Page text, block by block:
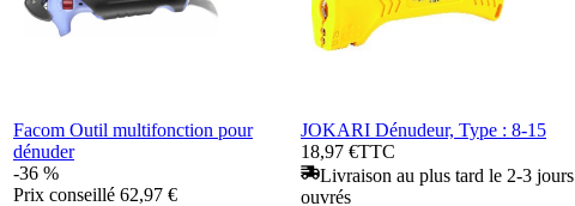
Facom Outil multifonction pour
dénuder
-36 %
Prix conseillé 62,97 €
JOKARI Dénudeur, Type : 8-15
18,97 €TTC
Livraison au plus tard le 2-3 jours
ouvrés